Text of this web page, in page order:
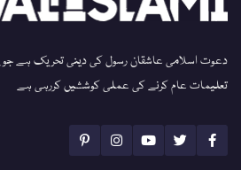
دعوت اسلامی عاشقان رسول کی دینی تحریک ہے جو
تعلیمات عام کرنے کی عملی کوششیں کررہی ہے